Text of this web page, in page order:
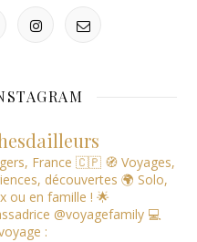
France 🇨🇵 🧭 Voyages,
découvertes 🌍 Solo,
ou en famille ! 🌟
@voyagefamily 💻
: